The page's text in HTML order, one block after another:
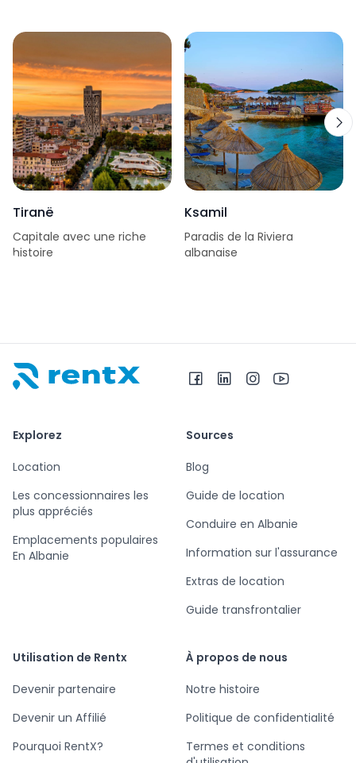
Tiranë
Capitale avec une riche
histoire
Ksamil
Paradis de la Riviera
albanaise
Explorez
Location
Les concessionnaires les
plus appréciés
Emplacements populaires
En Albanie
Sources
Blog
Guide de location
Conduire en Albanie
Information sur l'assurance
Extras de location
Guide transfrontalier
Utilisation de Rentx
Devenir partenaire
Devenir un Affilié
Pourquoi RentX?
À propos de nous
Notre histoire
Politique de confidentialité
Termes et conditions